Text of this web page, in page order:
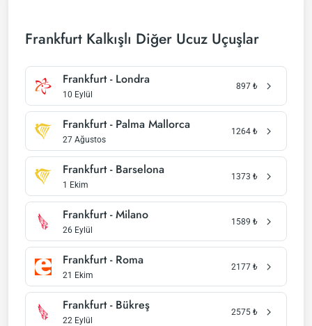
Frankfurt Kalkışlı Diğer Ucuz Uçuşlar
Frankfurt - Londra
10 Eylül
897 ₺
Frankfurt - Palma Mallorca
27 Ağustos
1264 ₺
Frankfurt - Barselona
1 Ekim
1373 ₺
Frankfurt - Milano
26 Eylül
1589 ₺
Frankfurt - Roma
21 Ekim
2177 ₺
Frankfurt - Bükreş
22 Eylül
2575 ₺